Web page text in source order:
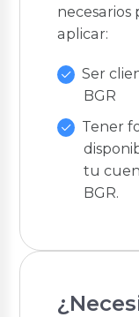
necesarios
aplicar:
Ser
BGR
Tener
tu
BGR.